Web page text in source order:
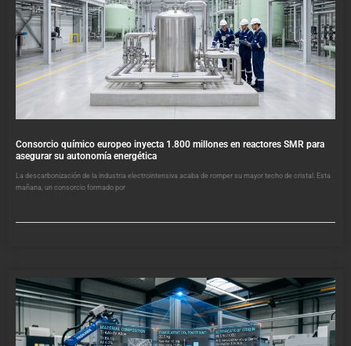
Consorcio químico europeo inyecta 1.800 millones en reactores SMR para
asegurar su autonomía energética
La descarbonización de la industria electrointensiva acaba de romper su mayor techo de cristal. Esta
mañana, un consorcio formado por